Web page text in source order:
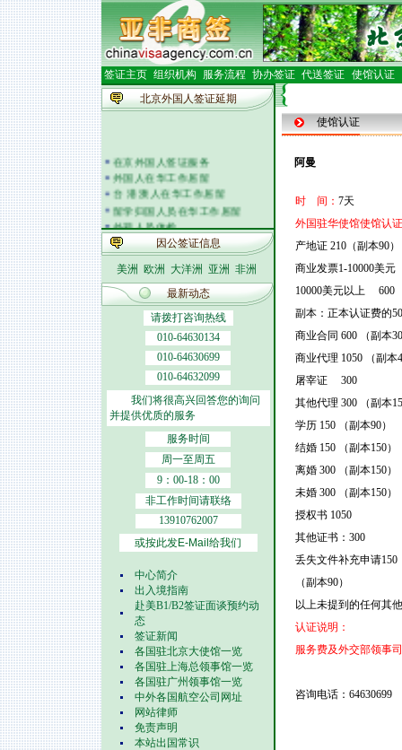
签证主页 组织机构 服务流程 协办签证 代送签证 使馆认证
北京外国人签证延期
在京外国人签证服务
外国人在华工作居留
台 港 澳人在华工作居留
留学归国人员在华工作居留
外籍人员体检
外国人在华开车
签证邀请函电
外商投资企业
外国(地区)企业常驻代表机构
北京市居民出境证件
因公签证信息
美洲 欧洲 大洋洲 亚洲 非洲
最新动态
请拨打咨询热线
010-64630134
010-64630699
010-64632099
我们将很高兴回答您的询问
并提供优质的服务
服务时间
周一至周五
9：00-18：00
非工作时间请联络
13910762007
或按此发E-Mail给我们
中心简介
出入境指南
赴美B1/B2签证面谈预约动
态
签证新闻
各国驻北京大使馆一览
各国驻上海总领事馆一览
各国驻广州领事馆一览
中外各国航空公司网址
网站律师
免责声明
本站出国常识
使馆认证
阿曼
时 间： 7天
外国驻华使馆使馆认
产地证 210（副本90）
商业发票1-10000美
10000美元以上 600
副本：正本认证费的
商业合同 600 （副本
商业代理 1050 （副本
屠宰证 300
其他代理 300 （副本
学历 150 （副本90）
结婚 150 （副本150）
离婚 300 （副本150）
未婚 300 （副本150）
授权书 1050
其他证书：300
丢失文件补充申请150
（副本90）
以上未提到的任何其
认证说明：
服务费及外交部领事
咨询电话：64630699